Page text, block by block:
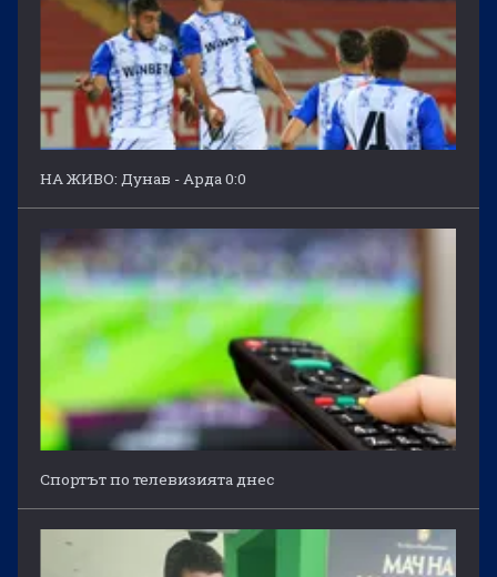
НА ЖИВО: Дунав - Арда 0:0
Спортът по телевизията днес